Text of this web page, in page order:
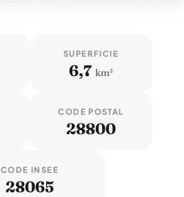
SUPERFICIE
6,7 km²
CODE POSTAL
28800
CODE INSEE
28065